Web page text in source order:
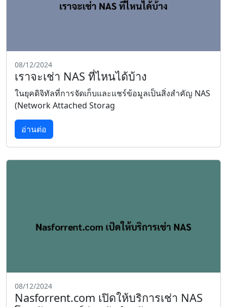
08/12/2024
เราจะเช่า NAS ที่ไหนได้บ้าง
ในยุคดิจิทัลที่การจัดเก็บและแชร์ข้อมูลเป็นสิ่งสำคัญ NAS
(Network Attached Storag
อ่านต่อ
08/12/2024
Nasforrent.com เปิดให้บริการเช่า NAS